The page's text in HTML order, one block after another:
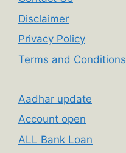
Disclaimer
Privacy Policy
Terms and Conditions
Aadhar update
Account open
ALL Bank Loan